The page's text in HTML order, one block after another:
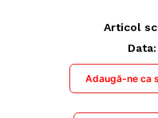
Articol
Data:
Adaugă-ne ca